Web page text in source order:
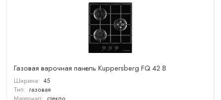
Газовая варочная панель Kuppersberg FQ 42 B
Ширина: 45
Тип: газовая